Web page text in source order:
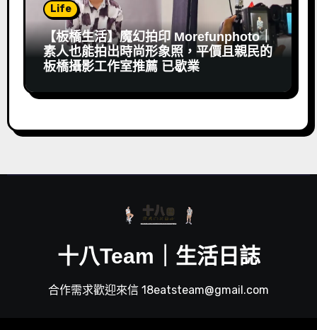
Life
【板橋生活】魔幻拍印 Morefunphoto｜
素人也能拍出時尚形象照，平價且親民的
板橋攝影工作室推薦 已歇業
十八Team｜生活日誌
合作需求歡迎來信 18eatsteam@gmail.com